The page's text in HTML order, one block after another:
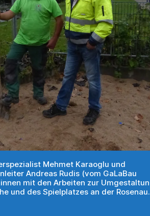
Mehmet Karaoglu und
Andreas Rudis (vom GaLaBau
mit den Arbeiten zur
und des Spielplatzes an der Rosenau.